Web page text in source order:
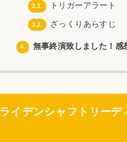
3.1. トリガーアラート
3.2. ざっくりあらすじ
4. 無事終演致しました！感
ライデンシャフトリーデ